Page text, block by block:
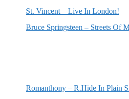
St. Vincent – Live In London!
Bruce Springsteen – Streets Of
Romanthony – R.Hide In Plain